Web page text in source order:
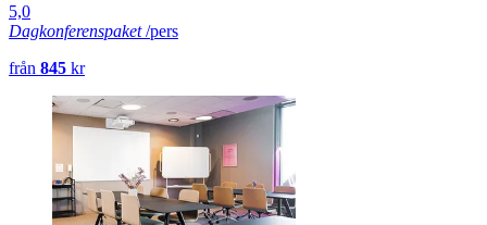
5,0
Dagkonferenspaket/pers
från 845 kr